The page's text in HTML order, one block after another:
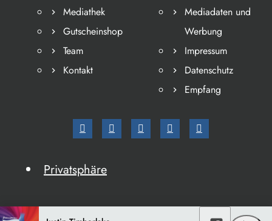
Mediathek
Gutscheinshop
Team
Kontakt
Mediadaten und
Werbung
Impressum
Datenschutz
Empfang
Privatsphäre